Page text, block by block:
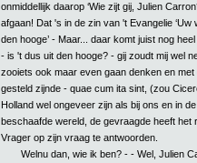
onmiddellijk daarop ‘Wie zijt gij, Julien
afgaan! Dat 's in de zin van 't Evangelie
den hooge’ - Maar... daar komt juist nog
- is 't dus uit den hooge? - gij zoudt mij wel
zooiets ook maar even gaan denken en
gesteld zijnde - quae cum ita sint, (zou
Holland wel ongeveer zijn als bij ons en in
beschaafde wereld, de gevraagde heeft het
Vrager op zijn vraag te antwoorden.
Welnu dan, wie ik ben? - - Wel, Julien